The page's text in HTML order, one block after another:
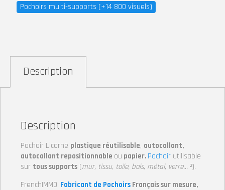
Pochoirs multi-supports (+14 800 visuels)
Description
Description
Pochoir Licorne plastique réutilisable, autocollant,
autocollant repositionnable ou papier. Pochoir utilisable
sur tous supports (mur, tissu, toile, bois, métal, verre… ²).
FrenchIMMO, Fabricant de Pochoirs Français sur mesure,